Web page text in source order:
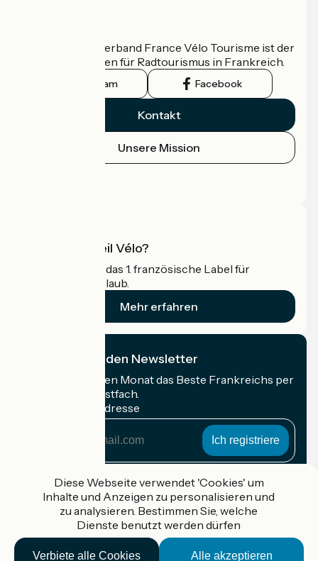
Der nationale Verband France Vélo Tourisme ist der
offizielle Leitfaden für Radtourismus in Frankreich.
Instagram Facebook
Kontakt
Unsere Mission
Was ist Accueil Vélo?
Accueil Vélo ist das 1. französische Label für
Radfahrer im Urlaub.
Mehr erfahren
Ich abonniere den Newsletter
Erhalten Sie jeden Monat das Beste Frankreichs per
Rad in Ihrem Postfach.
Meine E-Mail-Adresse
Adresse
Gefördert im Rahmen von Destination France
Diese Webseite verwendet 'Cookies' um
Inhalte und Anzeigen zu personalisieren und
zu analysieren. Bestimmen Sie, welche
Dienste benutzt werden dürfen
Alle akzeptieren
Verbiete alle Cookies